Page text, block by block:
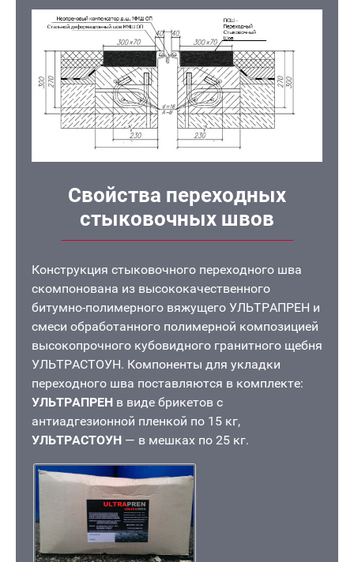
Свойства переходных
стыковочных швов
Конструкция стыковочного переходного шва
скомпонована из высококачественного
битумно-полимерного вяжущего УЛЬТРАПРЕН и
смеси обработанного полимерной композицией
высокопрочного кубовидного гранитного щебня
УЛЬТРАСТОУН. Компоненты для укладки
переходного шва поставляются в комплекте:
УЛЬТРАПРЕН в виде брикетов с
антиадгезионной пленкой по 15 кг,
УЛЬТРАСТОУН — в мешках по 25 кг.